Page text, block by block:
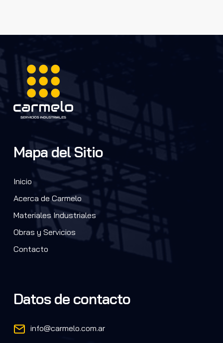
Mapa del Sitio
Inicio
Acerca de Carmelo
Materiales Industriales
Obras y Servicios
Contacto
Datos de contacto
info@carmelo.com.ar